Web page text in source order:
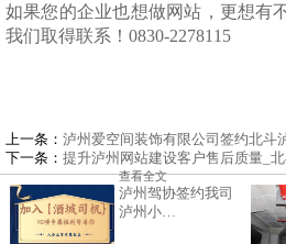
如果您的企业也想做网站，更想有
我们取得联系！0830-2278115
上一条： 泸州爱空间装饰有限公司签约北斗
下一条： 提升泸州网站建设客户售后质量_
泸州驾协签约我司
泸州小…
查看全文